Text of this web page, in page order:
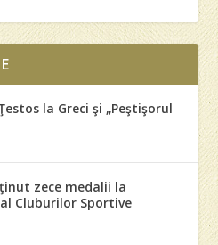
la Greci şi „Peştişorul
zece medalii la
Cluburilor Sportive